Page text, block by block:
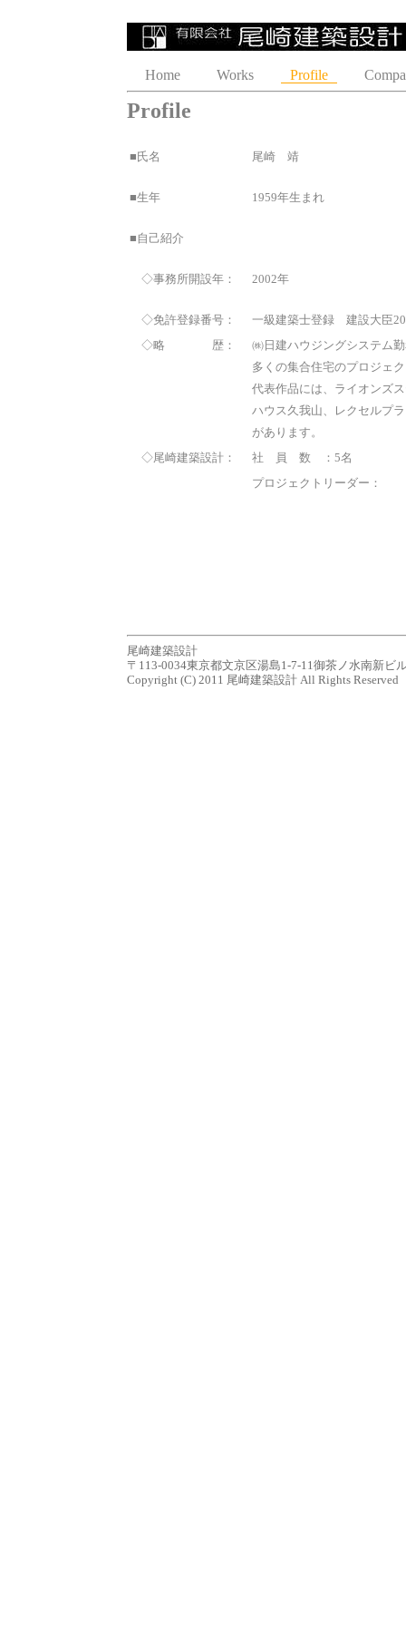
Home Works Profile
Profile
■氏名 尾崎 靖
■生年 1959年生まれ
■自己紹介
◇事務所開設年： 2002年
◇免許登録番号：
一級建築士登録 建設大臣
◇略 歴：
㈱日建ハウジングシステム
多くの集合住宅のプロジェ
代表作品には、ライオンズ
ハウス久我山、レクセルプ
があります。
◇尾崎建築設計：
社 員 数 ：5名
プロジェクトリーダー：
尾崎建築設計
〒113-0034東京都文京区湯島1-7-11御茶ノ水南新ビ
Copyright (C) 2011 尾崎建築設計 All Rights Reserved